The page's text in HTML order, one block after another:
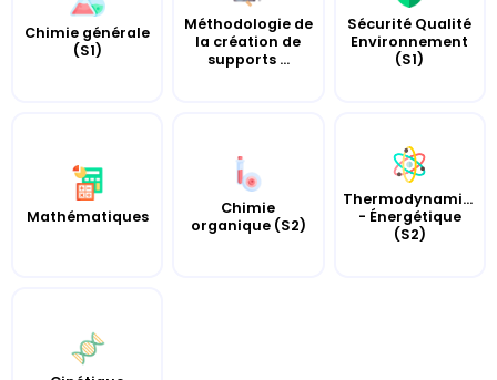
Chimie générale
(S1)
Méthodologie de
la création de
supports ...
Sécurité Qualité
Environnement
(S1)
Mathématiques
Chimie
organique (S2)
Thermodynamique
- Énergétique
(S2)